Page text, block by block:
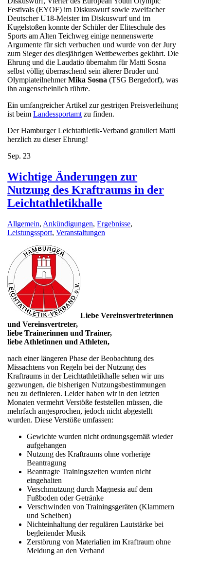
Festivals (EYOF) im Diskuswurf sowie zweifacher
Deutscher U18-Meister im Diskuswurf und im
Kugelstoßen konnte der Schüler der Eliteschule des
Sports am Alten Teichweg einige nennenswerte
Argumente für sich verbuchen und wurde von der Jury
zum Sieger des diesjährigen Wettbewerbes gekührt. Die
Ehrung und die Laudatio übernahm für Matti Sosna
selbst völlig überraschend sein älterer Bruder und
OlympiateilnehmerMika Sosna (TSG Bergedorf), was
ihn augenscheinlich rührte.
Ein umfangreicher Artikel zur gestrigen Preisverleihung
ist beimLandessportamt zu finden.
Der Hamburger Leichtathletik-Verband gratuliert Matti
herzlich zu dieser Ehrung!
Sep. 23
Wichtige Änderungen zur
Nutzung des Kraftraums in der
Leichtathletikhalle
Allgemein, Ankündigungen,Ergebnisse,
Leistungssport,Veranstaltungen
Liebe Vereinsvertreterinnen
und Vereinsvertreter,
liebe Trainerinnen und Trainer,
liebe Athletinnen und Athleten,
nach einer längeren Phase der Beobachtung des
Missachtens von Regeln bei der Nutzung des
Kraftraums in der Leichtathletikhalle sehen wir uns
gezwungen, die bisherigen Nutzungsbestimmungen
neu zu definieren. Leider haben wir in den letzten
Monaten vermehrt Verstöße feststellen müssen, die
mehrfach angesprochen, jedoch nicht abgestellt
wurden. Diese Verstöße umfassen:
Gewichte wurden nicht ordnungsgemäß wieder
aufgehangen
Nutzung des Kraftraums ohne vorherige
Beantragung
Beantragte Trainingszeiten wurden nicht
eingehalten
Verschmutzung durch Magnesia auf dem
Fußboden oder Getränke
Verschwinden von Trainingsgeräten (Klammern
und Scheiben)
Nichteinhaltung der regulären Lautstärke bei
begleitender Musik
Zerstörung von Materialien im Kraftraum ohne
Meldung an den Verband